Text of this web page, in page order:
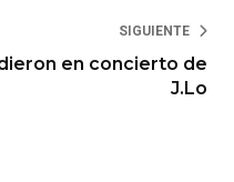
SIGUIENTE
en concierto de
J.Lo